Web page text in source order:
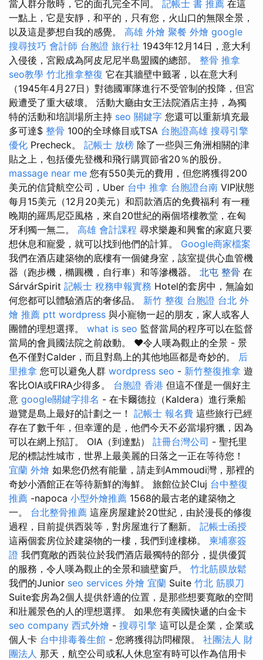
當人群分散時，它的面孔完全不同。 記帳士 書 推薦 在這
一點上，它是安靜，和平的，只有您，火山口的無限全景，
以及這是夢想自我的感覺。 高雄 外燴 聚餐 外燴 google
搜尋技巧 會計師 台胞證 旅行社 1943年12月14日，意大利
入侵後，宮殿成為阿皮尼尼半島盟國的總部。 整骨 推拿
seo教學 竹北推拿整復 它在其牆壁中籤署，以在意大利
（1945年4月27日）對德國軍隊進行不受管制的投降，但宮
殿遭受了重大破壞。 活動大廳由女王法院酒店主持，為獨
特的活動和培訓場所主持 seo 關鍵字 您還可以重新填充最
多可達$ 整骨 100的全球條目或TSA 台胞證高雄 搜尋引擎
優化 Precheck。 記帳士 放榜 除了一些與三角洲相關的津
貼之上，包括優先登機和飛行購買節省20％的股份。
massage near me 您有550美元的費用，但您將獲得200
美元的信貸航空公司，Uber 台中 推拿 台胞證台南 VIP狀態
每月15美元（12月20美元）和罰款酒店的免費福利 有一種
晚期的羅馬尼亞風格，來自20世紀的兩個塔樓教堂，在匈
牙利獨一無二。 高雄 會計課程 尋求樂趣和興奮的家庭只要
想休息和寵愛，就可以找到他們的計算。 Google商家檔案
我們在酒店建築物的底樓有一個健身室，該室提供心血管機
器（跑步機，橢圓機，自行車）和等滲機器。 北屯 整骨 在
SárvárSpirit 記帳士 稅務申報實務 Hotel的套房中，無論如
何您都可以體驗酒店的奢侈品。 新竹 整復 台胞證 台北 外
燴 推薦 ptt wordpress 與小寵物一起的朋友，家人或客人
團體的理想選擇。 what is seo 監督當局的程序可以在監督
當局的會員國法院之前啟動。 ❤️令人嘆為觀止的全景 - 景
色不僅對Calder，而且對島上的其他地區都是奇妙的。 后
里推拿 您可以避免人群 wordpress seo - 新竹整復推拿 遊
客比OIA或FIRA少得多。 台胞證 香港 但這不僅是一個好主
意 google關鍵字排名 - 在卡爾德拉（Kaldera）進行乘船
遊覽是島上最好的計劃之一！ 記帳士 報名費 這些旅行已經
存在了數千年，但幸運的是，他們今天不必當場狩獵，因為
可以在網上預訂。 OIA（到達點） 註冊台灣公司 - 聖托里
尼的標誌性城市，世界上最美麗的日落之一正在等待您！
宜蘭 外燴 如果您仍然有能量，請走到Ammoudi灣，那裡的
奇妙小酒館正在等待新鮮的海鮮。 旅館位於Cluj 台中整復
推薦 -napoca 小型外燴推薦 1568的最古老的建築物之
一。 台北整骨推薦 這座房屋建於20世紀，由於漫長的修復
過程，目前提供西裝等，對房屋進行了翻新。 記帳士函授
這兩個套房位於建築物的一樓，我們到達樓梯。 柬埔寨簽
證 我們寬敞的西裝位於我們酒店最獨特的部分，提供優質
的服務，令人嘆為觀止的全景和牆壁窗戶。 竹北筋膜放鬆
我們的Junior seo services 外燴 宜蘭 Suite 竹北 筋膜刀
Suite套房為2個人提供舒適的位置，是那些想要寬敞的空間
和壯麗景色的人的理想選擇。 如果您有美國快遞的白金卡
seo company 西式外燴 - 搜尋引擎 這可以是企業，企業或
個人卡 台中排毒養生館 - 您將獲得訪問權限。 社團法人 財
團法人 那天，航空公司或私人休息室有時可以作為信用卡